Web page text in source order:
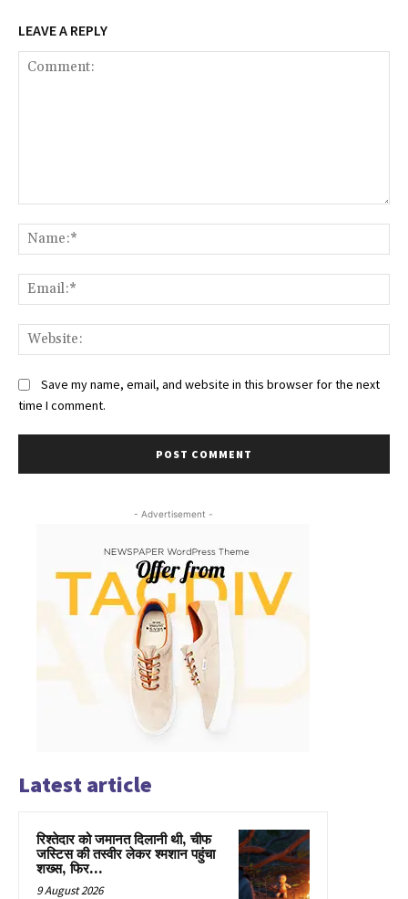
LEAVE A REPLY
Save my name, email, and website in this browser for the next
time I comment.
- Advertisement -
Latest article
रिश्तेदार को जमानत दिलानी थी, चीफ
जस्टिस की तस्वीर लेकर श्मशान पहुंचा
शख्स, फिर…
9 August 2026